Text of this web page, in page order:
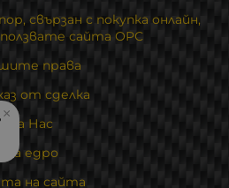
свързан с покупка онлайн,
сайта ОРС
права
от сделка
За Нас
На едро
на сайта
×